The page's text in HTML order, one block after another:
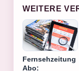
WEITERE
Fernsehzeitung
Abo: